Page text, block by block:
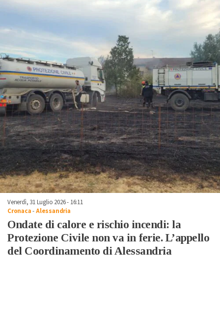
Venerdì, 31 Luglio 2026 - 16:11
Cronaca-Alessandria
Ondate di calore e rischio incendi: la
Protezione Civile non va in ferie. L’appello
del Coordinamento di Alessandria